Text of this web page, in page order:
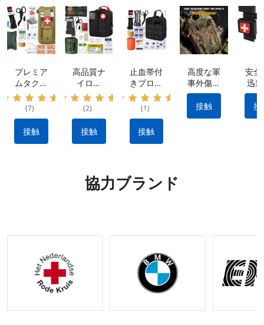
プレミア
ムタクテ
ィカルキ
ット: 防
水ナイロ
ン素材、
ポータブ
エストの
(7)
接触
高品質ナ
イロン
IFAK タ
クティカ
ル キッ
ト: 出血
を止める
ーカー製
のタクテ
ィカル
(2)
接触
止血帯付
きプロ仕
様外傷応
急処置キ
ット：出
血を抑え
る耐久性
タクティ
カルギア
(1)
接触
高度な軍
事外傷キ
ット: 防
水素材 |
クイック
接触
安全
迅
率的
血
ため
接
協力ブランド